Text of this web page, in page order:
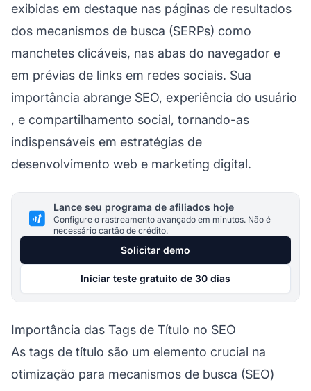
exibidas em destaque nas páginas de resultados
dos mecanismos de busca (SERPs) como
manchetes clicáveis, nas abas do navegador e
em prévias de links em redes sociais. Sua
importância abrange SEO, experiência do usuário
, e compartilhamento social, tornando-as
indispensáveis em estratégias de
desenvolvimento web e marketing digital.
Lance seu programa de afiliados hoje
Configure o rastreamento avançado em minutos. Não é
necessário cartão de crédito.
Solicitar demo
Iniciar teste gratuito de 30 dias
Importância das Tags de Título no SEO
As tags de título são um elemento crucial na
otimização para mecanismos de busca (SEO)